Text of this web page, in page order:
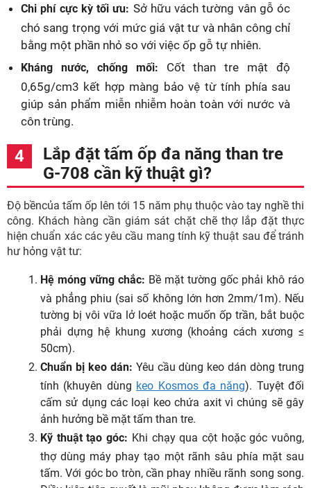
Chi phí cực kỳ tối ưu: Sở hữu vách tường vân gỗ óc
chó sang trọng với mức giá vật tư và nhân công chỉ
bằng một phần nhỏ so với việc ốp gỗ tự nhiên.
Kháng nước, chống mối: Cốt than tre mật độ
0,65g/cm3 kết hợp màng bảo vệ từ tính phía sau
giúp sản phẩm miễn nhiễm hoàn toàn với nước và
côn trùng.
Lắp đặt tấm ốp đa năng than tre
G-708 cần kỹ thuật gì?
Độ bềncủa tấm ốp lên tới 15 năm phụ thuộc vào tay nghề thi
công. Khách hàng cần giám sát chặt chẽ thợ lắp đặt thực
hiện chuẩn xác các yêu cầu mang tính kỹ thuật sau để tránh
hư hỏng vật tư:
Hệ móng vững chắc: Bề mặt tường gốc phải khô ráo
và phẳng phiu (sai số không lớn hơn 2mm/1m). Nếu
tường bị vôi vữa lở loét hoặc muốn ốp trần, bắt buộc
phải dựng hệ khung xương (khoảng cách xương ≤
50cm).
Chuẩn bị keo dán: Yêu cầu dùng keo dán dòng trung
tính (khuyên dùng keo Kosmos đa năng). Tuyệt đối
cấm sử dụng các loại keo chứa axit vì chúng sẽ gây
ảnh hưởng bề mặt tấm than tre.
Kỹ thuật tạo góc: Khi chạy qua cột hoặc góc vuông,
thợ dùng máy phay tạo một rãnh sâu phía mặt sau
tấm. Với góc bo tròn, cần phay nhiều rãnh song song.